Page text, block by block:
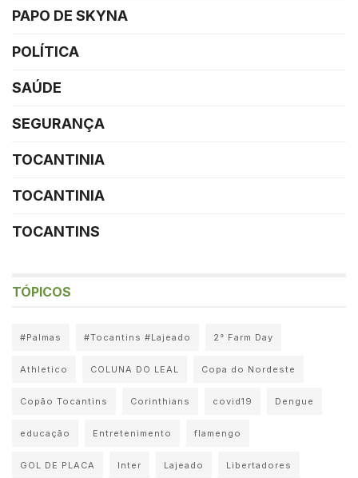
PAPO DE SKYNA
POLÍTICA
SAÚDE
SEGURANÇA
TOCANTINIA
TOCANTINIA
TOCANTINS
TÓPICOS
#Palmas #Tocantins #Lajeado 2° Farm Day
Athletico COLUNA DO LEAL Copa do Nordeste
Copão Tocantins Corinthians covid19 Dengue
educação Entretenimento flamengo
GOL DE PLACA Inter Lajeado Libertadores